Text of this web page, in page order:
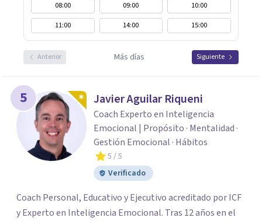
08:00 09:00
10:00
11:00
14:00 15:00
Anterior Más días Siguiente
5 Javier Aguilar Riqueni
Coach Experto en Inteligencia
Emocional | Propósito · Mentalidad ·
Gestión Emocional · Hábitos
5 / 5
Verificado
Coach Personal, Educativo y Ejecutivo acreditado por ICF
y Experto en Inteligencia Emocional. Tras 12 años en el